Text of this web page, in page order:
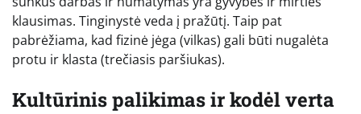
klausimas. Tinginystė veda į pražūtį. Taip pat
pabrėžiama, kad fizinė jėga (vilkas) gali būti nugalėta
protu ir klasta (trečiasis paršiukas).
Kultūrinis palikimas ir kodėl verta